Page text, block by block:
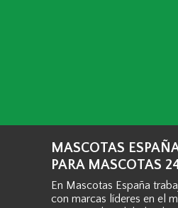
MASCOTAS
PARA MASCOTAS
En Mascotas España
con marcas líderes en el